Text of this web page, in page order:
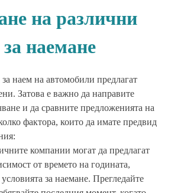
на различни
наемане
наем на автомобили предлагат
Затова е важно да направите
и да сравните предложенията на
фактора, които да имате предвид
компании могат да предлагат
от времето на годината,
за наемане. Прегледайте